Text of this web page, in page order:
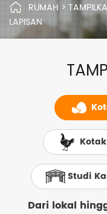
RUMAH>
LAPISAN
Studi
Dari lokal